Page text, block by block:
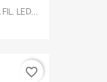
LED...
favorite_border